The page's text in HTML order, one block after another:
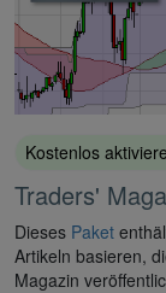
Kostenlos
Traders'
Dieses Paket
Artikeln basieren,
Magazin